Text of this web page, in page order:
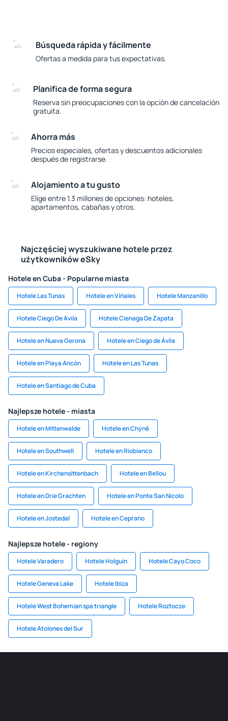
Búsqueda rápida y fácilmente
Ofertas a medida para tus expectativas.
Planifica de forma segura
Reserva sin preocupaciones con la opción de cancelación
gratuita.
Ahorra más
Precios especiales, ofertas y descuentos adicionales
después de registrarse.
Alojamiento a tu gusto
Elige entre 1.3 millones de opciones: hoteles,
apartamentos, cabañas y otros.
Najczęściej wyszukiwane hotele przez
użytkowników eSky
Hotele en Cuba - Popularne miasta
Hotele Las Tunas Hotele en Vińales Hotele Manzanillo
Hotele Ciego De Avila Hotele Cienaga De Zapata
Hotele en Nueva Gerona Hotele en Ciego de Ávila
Hotele en Playa Ancón Hotele en Las Tunas
Hotele en Santiago de Cuba
Najlepsze hotele - miasta
Hotele en Mittenwalde Hotele en Chýně
Hotele en Southwell Hotele en Riobianco
Hotele en Kirchensittenbach Hotele en Bellou
Hotele en Drie Grachten Hotele en Ponte San Nicolo
Hotele en Jostedal Hotele en Ceprano
Najlepsze hotele - regiony
Hotele Varadero Hotele Holguín Hotele Cayo Coco
Hotele Geneva Lake Hotele Ibiza
Hotele West Bohemian spa triangle Hotele Roztocze
Hotele Atolones del Sur